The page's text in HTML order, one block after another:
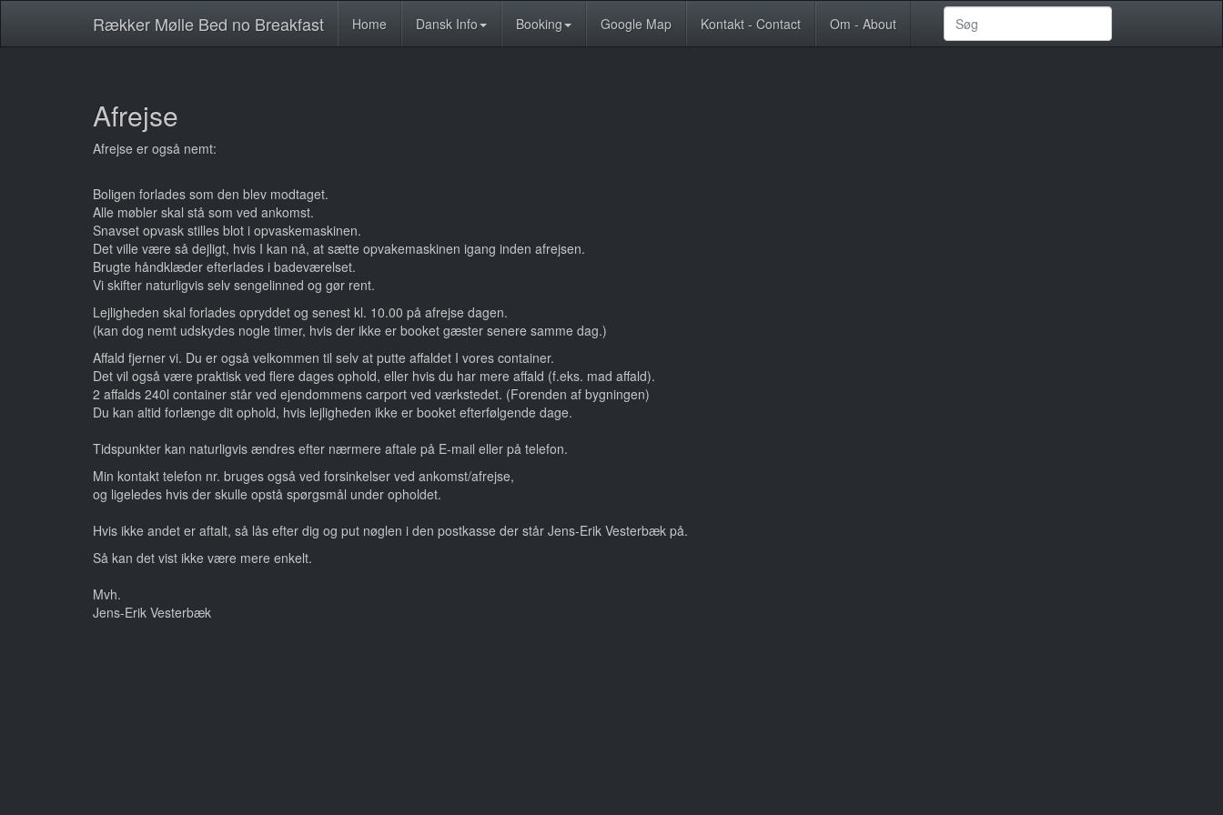
Rækker Mølle Bed no Breakfast Home Dansk Info Booking Google Map Kontakt - Contact Om - About
Afrejse
Afrejse er også nemt:
Boligen forlades som den blev modtaget.
Alle møbler skal stå som ved ankomst.
Snavset opvask stilles blot i opvaskemaskinen.
Det ville være så dejligt, hvis I kan nå, at sætte opvakemaskinen igang inden afrejsen.
Brugte håndklæder efterlades i badeværelset.
Vi skifter naturligvis selv sengelinned og gør rent.
Lejligheden skal forlades opryddet og senest kl. 10.00 på afrejse dagen.
(kan dog nemt udskydes nogle timer, hvis der ikke er booket gæster senere samme dag.)
Affald fjerner vi. Du er også velkommen til selv at putte affaldet I vores container.
Det vil også være praktisk ved flere dages ophold, eller hvis du har mere affald (f.eks. mad affald).
2 affalds 240l container står ved ejendommens carport ved værkstedet. (Forenden af bygningen)
Du kan altid forlænge dit ophold, hvis lejligheden ikke er booket efterfølgende dage.
Tidspunkter kan naturligvis ændres efter nærmere aftale på E-mail eller på telefon.
Min kontakt telefon nr. bruges også ved forsinkelser ved ankomst/afrejse,
og ligeledes hvis der skulle opstå spørgsmål under opholdet.
Hvis ikke andet er aftalt, så lås efter dig og put nøglen i den postkasse der står Jens-Erik Vesterbæk på.
Så kan det vist ikke være mere enkelt.
Mvh.
Jens-Erik Vesterbæk